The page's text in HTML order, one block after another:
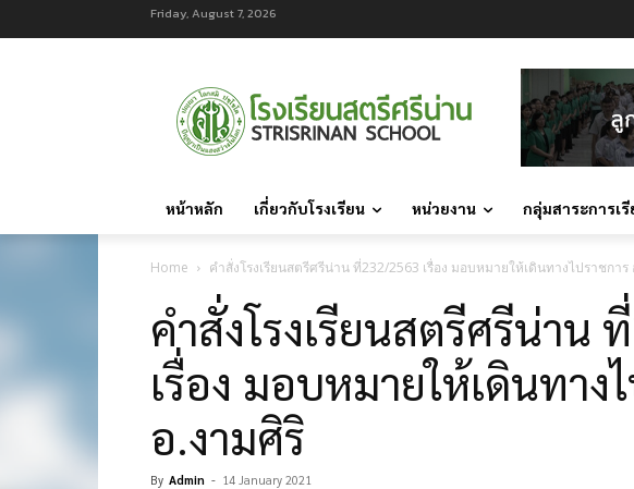
Friday, August 7, 2026
หน้าหลัก เกี่ยวกับโรงเรียน หน่วยงาน กลุ่มสาระการเ
Home คำสั่งโรงเรียนสตรีศรีน่าน ที่232/2563 เรื่อง มอบหมายให้เดินทางไปราชการ
คำสั่งโรงเรียนสตรีศรีน่าน
เรื่อง มอบหมายให้เดินทาง
อ.งามศิริ
By Admin - 14 January 2021